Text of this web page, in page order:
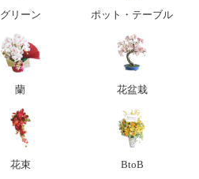
グリーン ポット・テーブル
蘭 花盆栽
花束 BtoB